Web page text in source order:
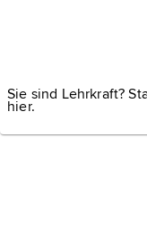
Werke
Sie sind Lehrkraft?
hier.